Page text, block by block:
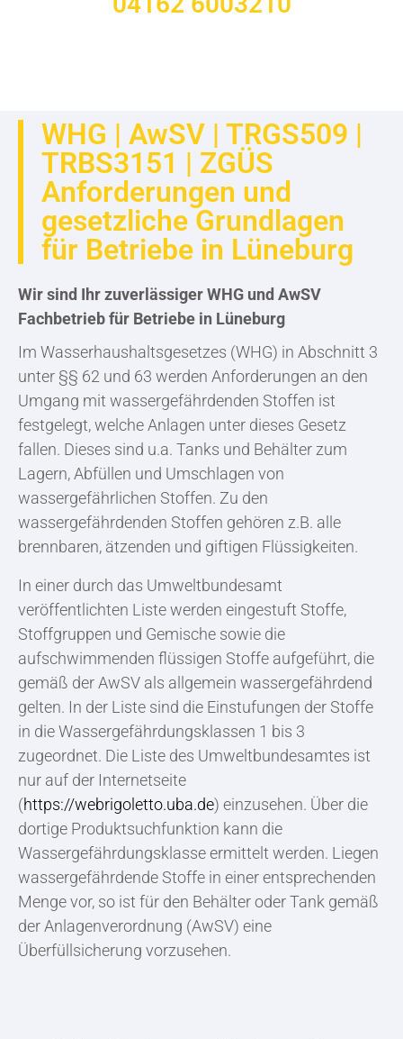
WHG | AwSV | TRGS509 |
TRBS3151 | ZGÜS
Anforderungen und
gesetzliche Grundlagen
für Betriebe in Lüneburg
Wir sind Ihr zuverlässiger WHG und AwSV
Fachbetrieb für Betriebe in Lüneburg
Im Wasserhaushaltsgesetzes (WHG) in Abschnitt 3
unter §§ 62 und 63 werden Anforderungen an den
Umgang mit wassergefährdenden Stoffen ist
festgelegt, welche Anlagen unter dieses Gesetz
fallen. Dieses sind u.a. Tanks und Behälter zum
Lagern, Abfüllen und Umschlagen von
wassergefährlichen Stoffen. Zu den
wassergefährdenden Stoffen gehören z.B. alle
brennbaren, ätzenden und giftigen Flüssigkeiten.
In einer durch das Umweltbundesamt
veröffentlichten Liste werden eingestuft Stoffe,
Stoffgruppen und Gemische sowie die
aufschwimmenden flüssigen Stoffe aufgeführt, die
gemäß der AwSV als allgemein wassergefährdend
gelten. In der Liste sind die Einstufungen der Stoffe
in die Wassergefährdungsklassen 1 bis 3
zugeordnet. Die Liste des Umweltbundesamtes ist
nur auf der Internetseite
(https://webrigoletto.uba.de) einzusehen. Über die
dortige Produktsuchfunktion kann die
Wassergefährdungsklasse ermittelt werden. Liegen
wassergefährdende Stoffe in einer entsprechenden
Menge vor, so ist für den Behälter oder Tank gemäß
der Anlagenverordnung (AwSV) eine
Überfüllsicherung vorzusehen.